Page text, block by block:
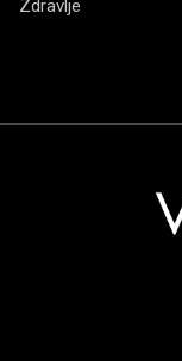
Zdravlje